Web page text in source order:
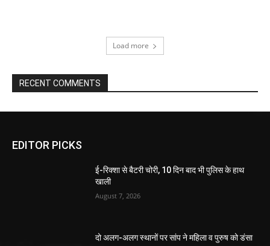
Load more
RECENT COMMENTS
EDITOR PICKS
ई-रिक्शा से बैटरी चोरी, 10 दिन बाद भी पुलिस के हाथ
खाली
August 7, 2026
दो अलग-अलग स्थानों पर सांप ने महिला व पुरुष को डंसा